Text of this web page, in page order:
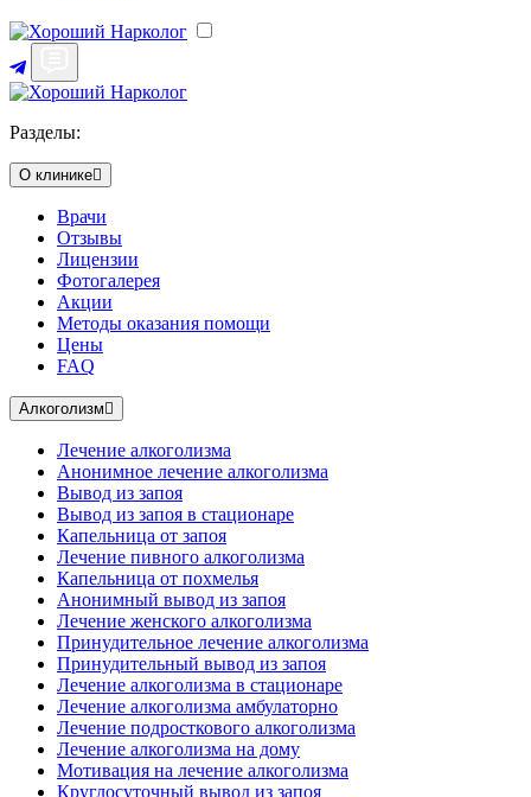
Разделы:
О клинике
Врачи
Отзывы
Лицензии
Фотогалерея
Акции
Методы оказания помощи
Цены
FAQ
Алкоголизм
Лечение алкоголизма
Анонимное лечение алкоголизма
Вывод из запоя
Вывод из запоя в стационаре
Капельница от запоя
Лечение пивного алкоголизма
Капельница от похмелья
Анонимный вывод из запоя
Лечение женского алкоголизма
Принудительное лечение алкоголизма
Принудительный вывод из запоя
Лечение алкоголизма в стационаре
Лечение алкоголизма амбулаторно
Лечение подросткового алкоголизма
Лечение алкоголизма на дому
Мотивация на лечение алкоголизма
Круглосуточный вывод из запоя